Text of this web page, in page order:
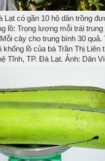
Lạt có gần 10 hộ dân trồng
lồ: Trọng lượng mỗi trái trung
cây cho trung bình 30 quả.
khổng lồ của bà Trần Thị Liên
Tĩnh, TP. Đà Lạt. Ảnh: Dân